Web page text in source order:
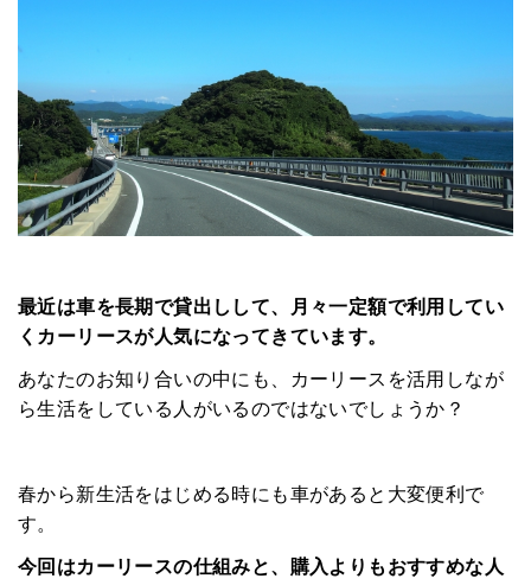
最近は車を長期で貸出しして、月々一定額で利用してい
くカーリースが人気になってきています。
あなたのお知り合いの中にも、カーリースを活用しなが
ら生活をしている人がいるのではないでしょうか？
春から新生活をはじめる時にも車があると大変便利で
す。
今回はカーリースの仕組みと、購入よりもおすすめな人